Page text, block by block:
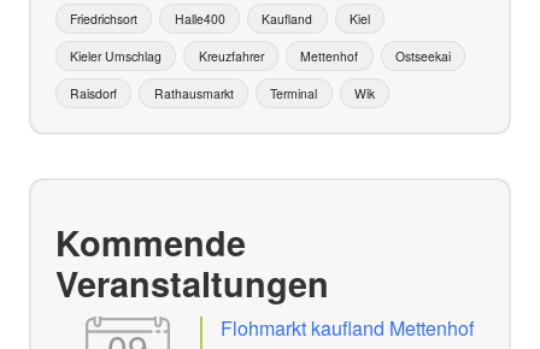
Friedrichsort Halle400 Kaufland Kiel
Kieler Umschlag Kreuzfahrer Mettenhof Ostseekai
Raisdorf Rathausmarkt Terminal Wik
Kommende
Veranstaltungen
Flohmarkt kaufland Mettenhof